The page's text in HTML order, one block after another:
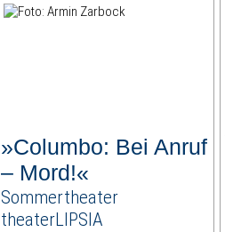
»Columbo: Bei Anruf
– Mord!«
Sommertheater
theaterLIPSIA